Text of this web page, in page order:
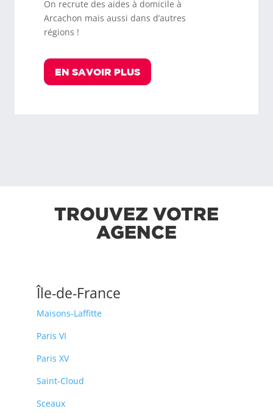
On recrute des aides à domicile à
Arcachon mais aussi dans d’autres
régions !
EN SAVOIR PLUS
TROUVEZ VOTRE
AGENCE
Île-de-France
Maisons-Laffitte
Paris VI
Paris XV
Saint-Cloud
Sceaux